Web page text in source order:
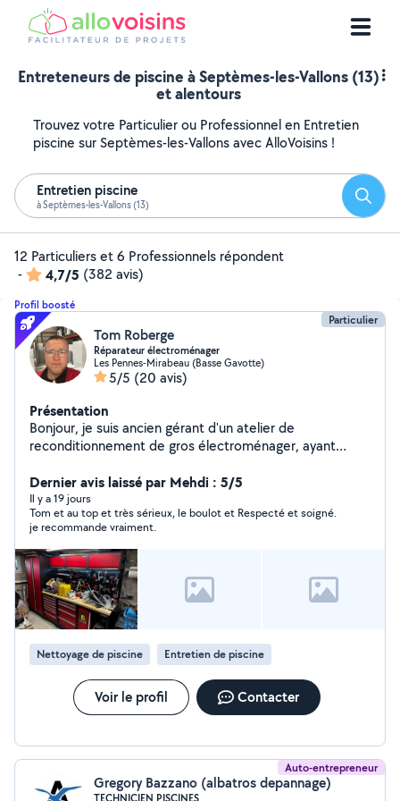
Entreteneurs de piscine à Septèmes-les-Vallons (13)
et alentours
Trouvez votre Particulier ou Professionnel en Entretien
piscine sur Septèmes-les-Vallons avec AlloVoisins !
Entretien piscine
à Septèmes-les-Vallons (13)
12 Particuliers et 6 Professionnels répondent
-
4,7/5 (382 avis)
Profil boosté
Particulier
Tom Roberge
Réparateur électroménager
Les Pennes-Mirabeau (Basse Gavotte)
5/5 (20 avis)
Présentation
Bonjour, je suis ancien gérant d'un atelier de
reconditionnement de gros électroménager, ayant
avec plaisir que je m'inscris aujourd'hui sur Allo voisins
afin de proposer mes services en tant que réparateur
d'électroménager. Je mettrai à disposition tout mon
savoir acquis au cours des dernières années aux
particuliers rencontrant une panne sur leur appareil.
N'hésitez pas à me contacter !
Dernier avis laissé par Mehdi : 5/5
Il y a 19 jours
Tom et au top et très sérieux, le boulot et Respecté et soigné.
je recommande vraiment.
Nettoyage de piscine Entretien de piscine
Voir le profil Contacter
Auto-entrepreneur
Gregory Bazzano (albatros depannage)